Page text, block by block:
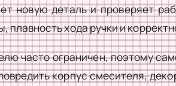
новую деталь и проверяет
плавность хода ручки и
часто ограничен, поэтому
корпус смесителя,